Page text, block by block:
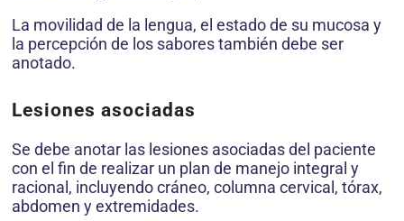
La movilidad de la lengua, el estado de su mucosa y
la percepción de los sabores también debe ser
anotado.
Lesiones asociadas
Se debe anotar las lesiones asociadas del paciente
con el fin de realizar un plan de manejo integral y
racional, incluyendo cráneo, columna cervical, tórax,
abdomen y extremidades.